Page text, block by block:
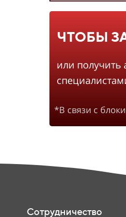
ЧТОБЫ
или
*В связи с
Сотрудничество